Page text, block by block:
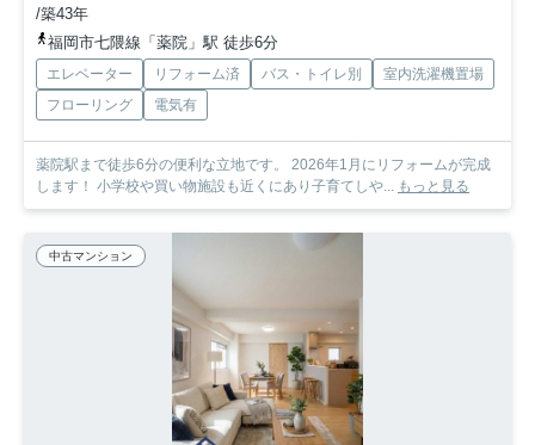
/築43年
福岡市七隈線「薬院」駅 徒歩6分
エレベーター リフォーム済 バス・トイレ別
室内洗濯機置場
フローリング
電気有
薬院駅まで徒歩6分の便利な立地です。 2026年1月にリフォームが完成
します！ 小学校や買い物施設も近くにあり子育てしや... もっと見る
中古マンション